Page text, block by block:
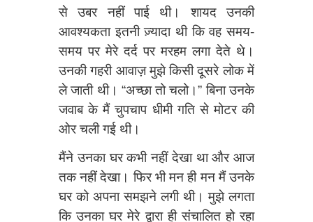
से उबर नहीं पाई थी। शायद उनकी
आवश्यकता इतनी ज़्यादा थी कि वह समय-
समय पर मेरे दर्द पर मरहम लगा देते थे।
उनकी गहरी आवाज़ मुझे किसी दूसरे लोक में
ले जाती थी। “अच्छा तो चलो।” बिना उनके
जवाब के मैं चुपचाप धीमी गति से मोटर की
ओर चली गई थी।
मैंने उनका घर कभी नहीं देखा था और आज
तक नहीं देखा। फिर भी मन ही मन मैं उनके
घर को अपना समझने लगी थी। मुझे लगता
कि उनका घर मेरे द्वारा ही संचालित हो रहा